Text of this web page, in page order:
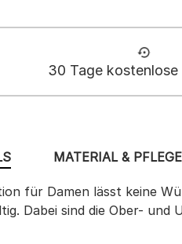
30 Tage kostenlose
für Damen lässt keine
Dabei sind die Ober-
MATERIAL & PFLEGE